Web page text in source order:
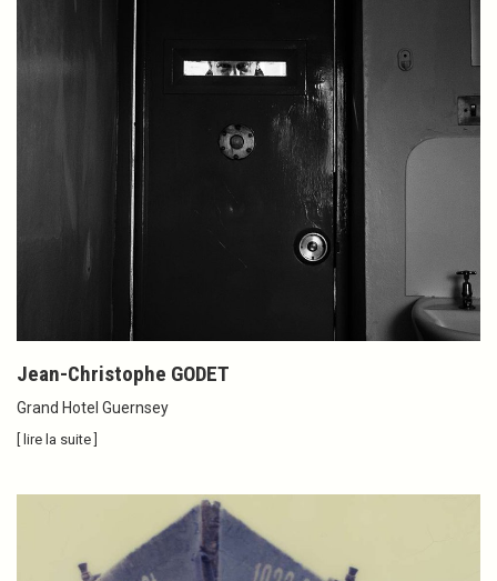
Jean-Christophe GODET
Grand Hotel Guernsey
[ lire la suite ]